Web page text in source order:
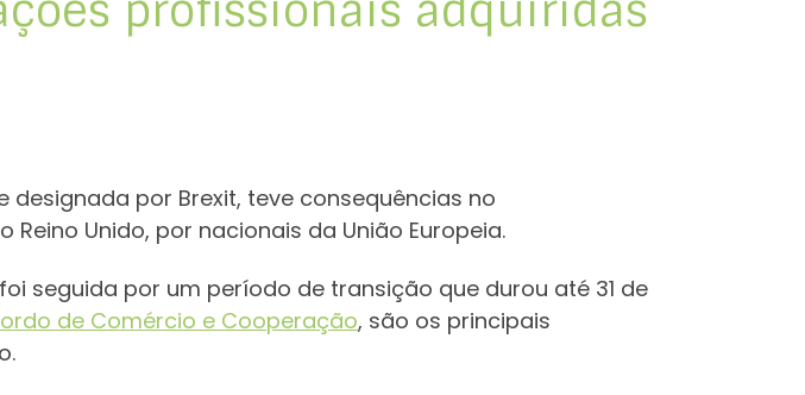
designada por Brexit, teve consequências no
Unido, por nacionais da União Europeia.
seguida por um período de transição que durou até 31 de
de Comércio e Cooperação, são os principais